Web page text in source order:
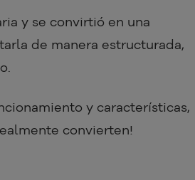
y se convirtió en una
de manera estructurada,
y características,
convierten!